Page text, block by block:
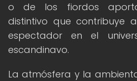
o de los fiordos
distintivo que contribuye
espectador en el
escandinavo.
La atmósfera y la